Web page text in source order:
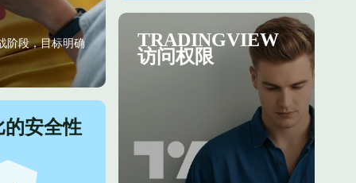
阶段，目标明确
的安全性
TRADINGVIEW
访问权限